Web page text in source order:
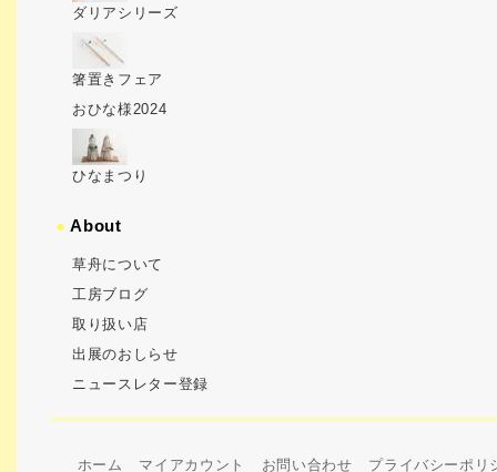
ダリアシリーズ
箸置きフェア
おひな様2024
ひなまつり
●About
草舟について
工房ブログ
取り扱い店
出展のおしらせ
ニュースレター登録
ホーム マイアカウント お問い合わせ プライバシーポリ